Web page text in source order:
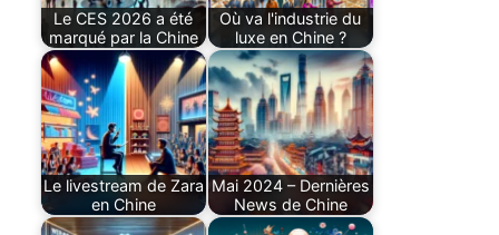
Le CES 2026 a été
marqué par la Chine
Où va l'industrie du
luxe en Chine ?
Le livestream de Zara
en Chine
Mai 2024 – Dernières
News de Chine